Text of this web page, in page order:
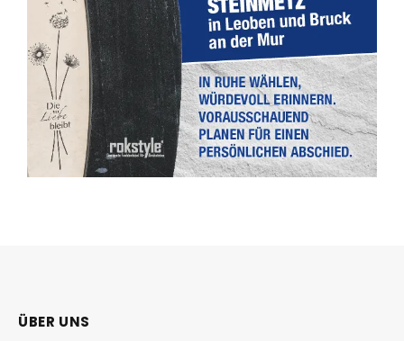
ÜBER UNS